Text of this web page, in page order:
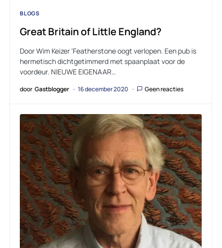
BLOGS
Great Britain of Little England?
Door Wim Keizer ‘Featherstone oogt verlopen. Een pub is
hermetisch dichtgetimmerd met spaanplaat voor de
voordeur. NIEUWE EIGENAAR…
door Gastblogger 16 december 2020 Geen reacties